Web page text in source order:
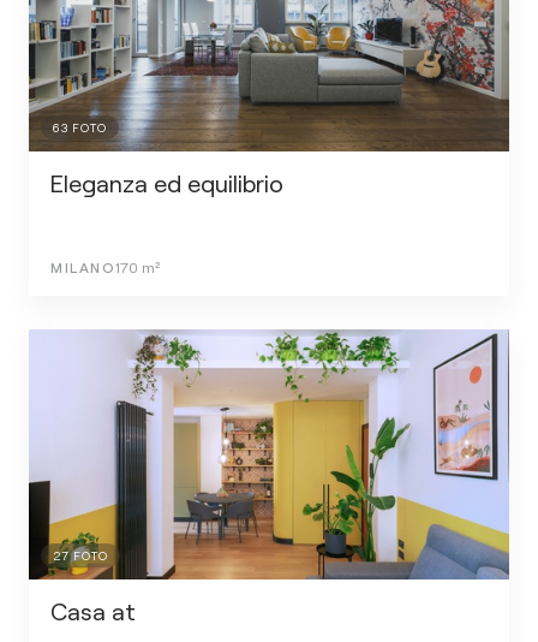
63 FOTO
Eleganza ed equilibrio
MILANO170 m²
27FOTO
Casa at